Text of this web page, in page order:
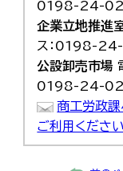
0198-24-
企業立地推進
ス：0198-24-
公設卸売市場
0198-24-
商工労政課
ご利用ください